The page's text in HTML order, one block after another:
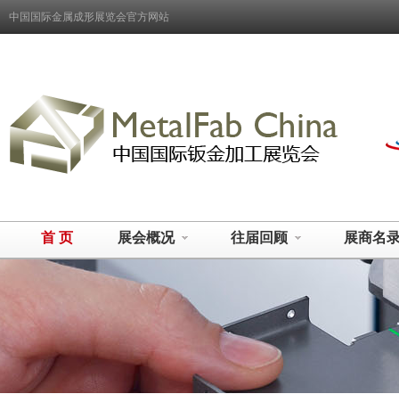
中国国际金属成形展览会官方网站
首 页 展会概况 往届回顾 展商名